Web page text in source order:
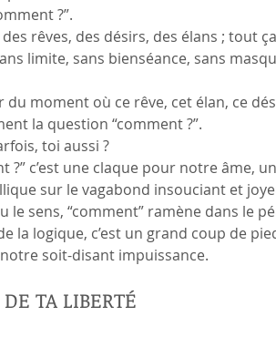
?”.
rêves, des désirs, des élans ; tout
limite, sans bienséance, sans
du moment où ce rêve, cet élan, ce
la question “comment ?”.
toi aussi ?
?” c’est une claque pour notre âme,
sur le vagabond insouciant et
le sens, “comment” ramène dans le
la logique, c’est un grand coup de
soit-disant impuissance.
DE TA LIBERTÉ